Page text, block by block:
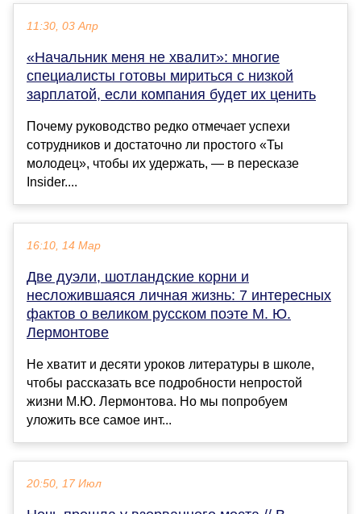
11:30, 03 Апр
«Начальник меня не хвалит»: многие
специалисты готовы мириться с низкой
зарплатой, если компания будет их ценить
Почему руководство редко отмечает успехи
сотрудников и достаточно ли простого «Ты
молодец», чтобы их удержать, — в пересказе
Insider....
16:10, 14 Мар
Две дуэли, шотландские корни и
несложившаяся личная жизнь: 7 интересных
фактов о великом русском поэте М. Ю.
Лермонтове
Не хватит и десяти уроков литературы в школе,
чтобы рассказать все подробности непростой
жизни М.Ю. Лермонтова. Но мы попробуем
уложить все самое инт...
20:50, 17 Июл